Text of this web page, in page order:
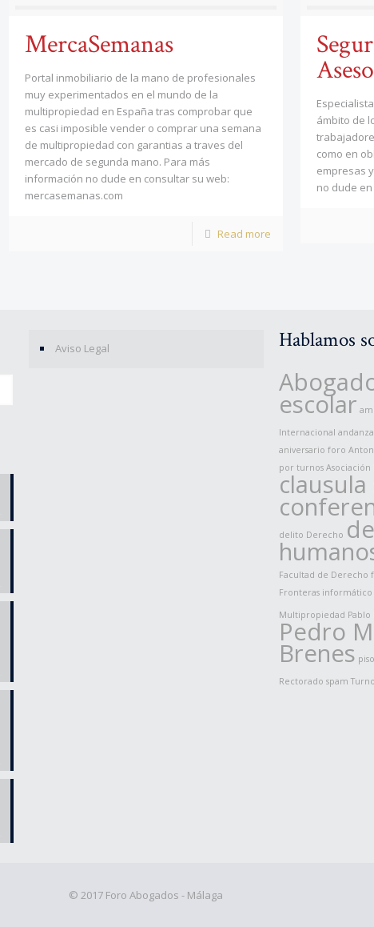
MercaSemanas
Portal inmobiliario de la mano de profesionales
muy experimentados en el mundo de la
multipropiedad en España tras comprobar que
es casi imposible vender o comprar una semana
de multipropiedad con garantias a traves del
mercado de segunda mano. Para más
información no dude en consultar su web:
mercasemanas.com
Read more
ámbito de
como en
empresas
no dude
Aviso Legal Hablamos
escolar
Internacional andanza
aniversario foro
por turnos Asociación
delito Derecho
Facultad de Derecho
Fronteras informático
Multipropiedad Pablo
Pedro
Brenes
Rectorado spam
© 2017 Foro Abogados - Málaga